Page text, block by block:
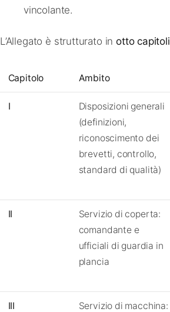
vincolante.
L’Allegato è strutturato inotto capitoli
Capitolo Ambito
I
Disposizioni generali
(definizioni,
riconoscimento dei
brevetti, controllo,
standard di qualità)
II
Servizio di coperta:
comandante e
ufficiali di guardia in
plancia
III
Servizio di macchina: